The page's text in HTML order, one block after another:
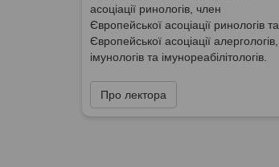
асоціації ринологів, член
Європейської асоціації ринологів та
Європейської асоціації алергологів,
імунологів та імунореабілітологів.
Про лектора